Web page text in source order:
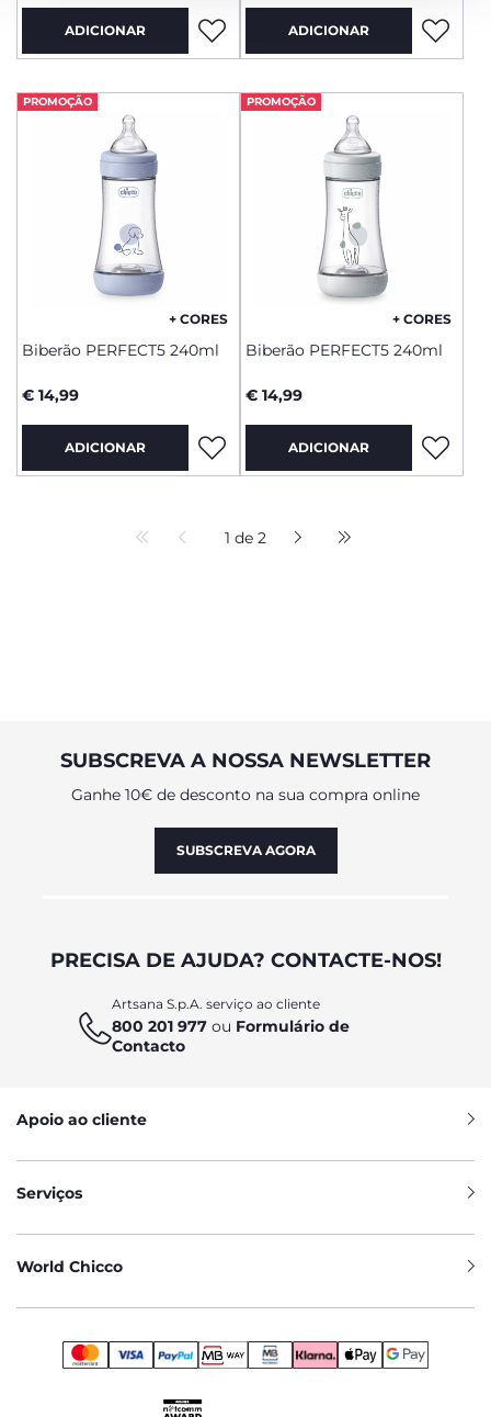
ADICIONAR ADICIONAR
PROMOÇÃO
+ CORES
Biberão PERFECT5 240ml
€ 14,99
ADICIONAR
PROMOÇÃO
+ CORES
Biberão PERFECT5 240ml
€ 14,99
ADICIONAR
1 de 2
SUBSCREVA A NOSSA NEWSLETTER
Ganhe 10€ de desconto na sua compra online
SUBSCREVA AGORA
PRECISA DE AJUDA? CONTACTE-NOS!
Artsana S.p.A. serviço ao cliente
800 201 977 ou Formulário de
Contacto
Apoio ao cliente
Serviços
World Chicco